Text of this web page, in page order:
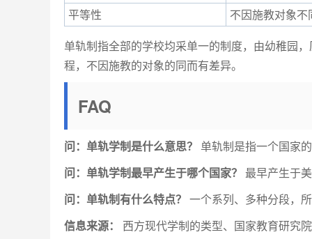
平等性
不因施教对象
单轨制指全部的学校均采单一的制度，由幼稚园
程，不因施教的对象的同而有差异。
FAQ
问：单轨学制是什么意思？ 单轨制是指一个国家
问：单轨学制最早产生于哪个国家？ 最早产生于
问：单轨制有什么特点？ 一个系列、多种分段，
信息来源：
西方现代学制的类型、国家教育研究